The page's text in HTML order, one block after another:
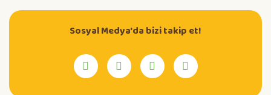
Sosyal Medya'da bizi takip et!